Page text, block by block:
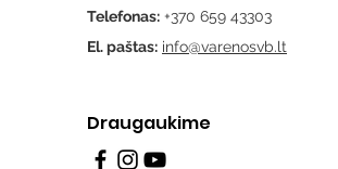
Telefonas: +370 659 43303
El. paštas: info@varenosvb.lt
Draugaukime